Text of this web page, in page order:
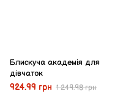
Блискуча академія для
дівчаток
924.99 грн 1 249.98 грн